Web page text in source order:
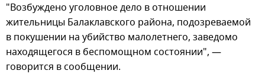
"Возбуждено уголовное дело в отношении
жительницы Балаклавского района, подозреваемой
в покушении на убийство малолетнего, заведомо
находящегося в беспомощном состоянии", —
говорится в сообщении.